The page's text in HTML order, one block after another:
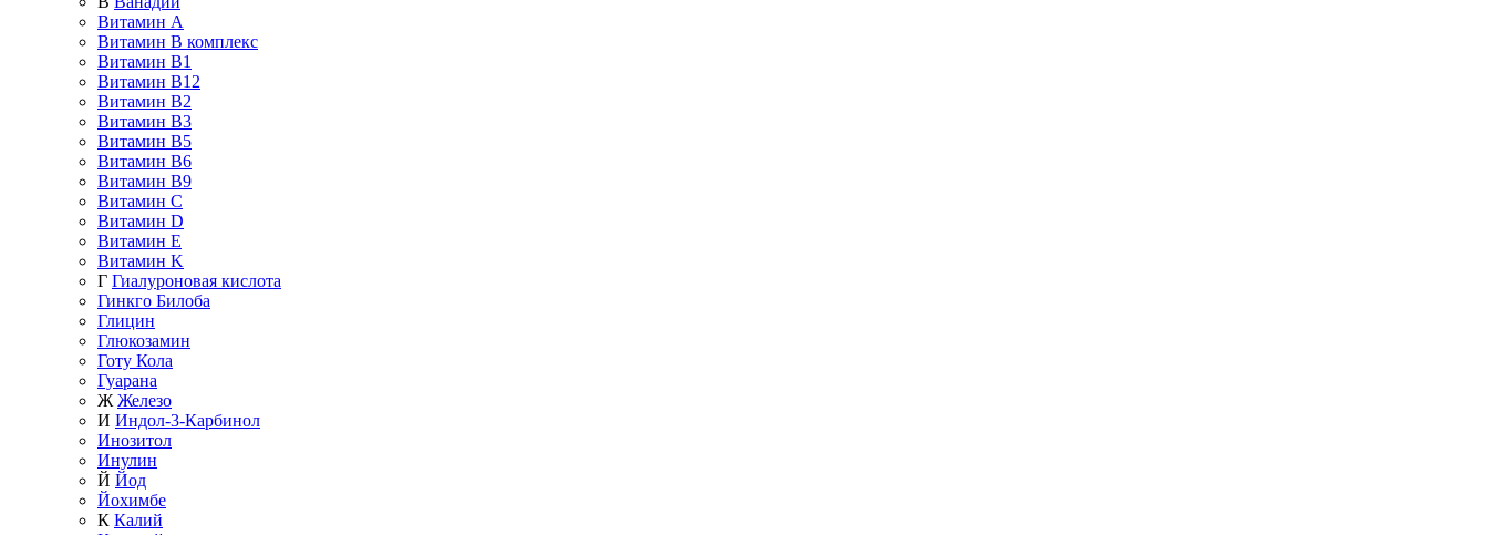
Витамин A
Витамин B комплекс
Витамин B1
Витамин B12
Витамин B2
Витамин B3
Витамин B5
Витамин B6
Витамин B9
Витамин C
Витамин D
Витамин E
Витамин K
Г Гиалуроновая кислота
Гинкго Билоба
Глицин
Глюкозамин
Готу Кола
Гуарана
Ж Железо
И Индол-3-Карбинол
Инозитол
Инулин
Й Йод
Йохимбе
К Калий